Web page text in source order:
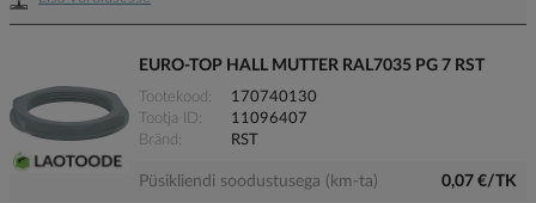
EURO-TOP HALL MUTTER RAL7035 PG 7 RST
Tootekood
170740130
Tootja ID
11096407
Bränd
RST
Püsikliendi soodustusega (km-ta) 0,07 €/TK